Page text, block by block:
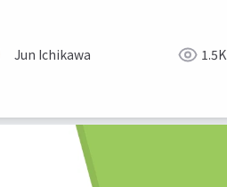
Jun Ichikawa 1.5K